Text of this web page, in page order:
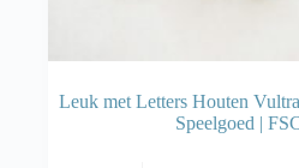
Leuk met Letters Houten
Speelgoed |